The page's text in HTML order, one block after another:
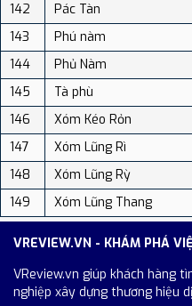
142
Pác Tàn
143
Phú nàm
144
Phủ Nàm
145
Tà phù
146
Xóm Kéo Rỏn
147
Xóm Lũng Rì
148
Xóm Lũng Rỳ
149
Xóm Lũng Thang
VREVIEW.VN - KHÁM PHÁ
VReview.vn giúp khách hàng
nghiệp xây dựng thương hiệu